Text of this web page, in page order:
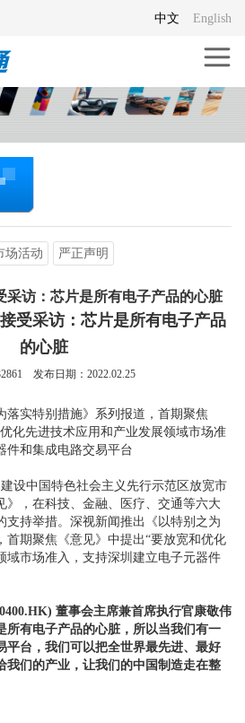
English
中文
场活动 严正声明
采访：芯片是所有电子产品的心脏
受采访：芯片是所有电子产品
的心脏
发布日期：2022.02.25
落实特别措施》系列报道，首期聚焦
化先进技术应用和产业发展领域市场准
件和集成电路交易平台
设中国特色社会主义先行示范区放宽市
》，在科技、金融、医疗、交通等六大
支持举措。深视新闻推出《以特别之为
首期聚焦《意见》中提出“要放宽和优化
域市场准入，支持深圳建立电子元器件
董事会主席兼首席执行官康敬伟
所有电子产品的心脏，所以当我们有一
平台，我们可以把全世界最先进、最好
我们的产业，让我们的中国制造走在整